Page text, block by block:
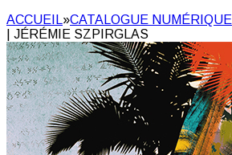
ACCUEIL»CATALOGUE NUMÉRIQUE
| JÉRÉMIE SZPIRGLAS